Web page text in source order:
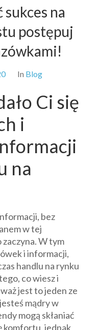
na
postępuj
In Blog
Ci się
i
na
bez
w tej
W tym
i informacji,
handlu na rynku
co wiesz i
jest to jeden ze
mądry w
mogą skłaniać
komfortu, jednak